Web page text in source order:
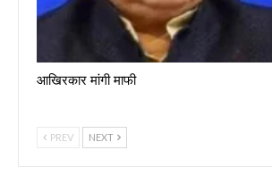
आखिरकार मांगी माफी
PREV NEXT